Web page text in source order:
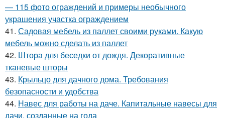
— 115 фото ограждений и примеры необычного
украшения участка ограждением
41. Садовая мебель из паллет своими руками. Какую
мебель можно сделать из паллет
42. Штора для беседки от дождя. Декоративные
тканевые шторы
43. Крыльцо для дачного дома. Требования
безопасности и удобства
44. Навес для работы на даче. Капитальные навесы для
дачи, созданные на года